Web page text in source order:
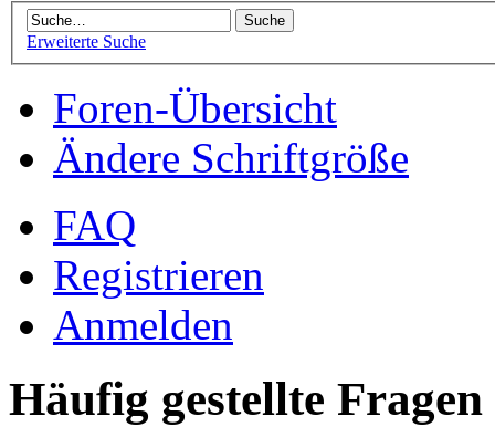
Erweiterte Suche
Foren-Übersicht
Ändere Schriftgröße
FAQ
Registrieren
Anmelden
Häufig gestellte Fragen